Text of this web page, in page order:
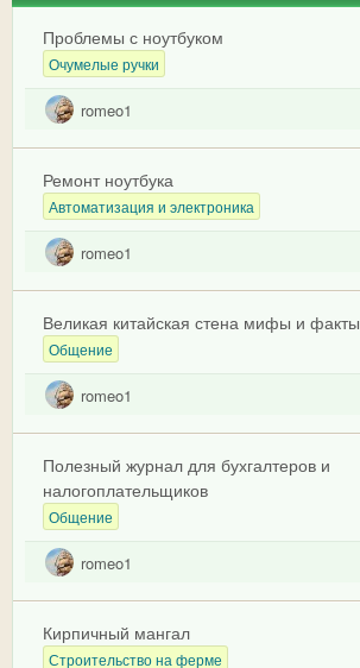
Проблемы с ноутбуком
Очумелые ручки
romeo1
Ремонт ноутбука
Автоматизация и электроника
romeo1
Великая китайская стена мифы и факты
Общение
romeo1
Полезный журнал для бухгалтеров и
налогоплательщиков
Общение
romeo1
Кирпичный мангал
Строительство на ферме